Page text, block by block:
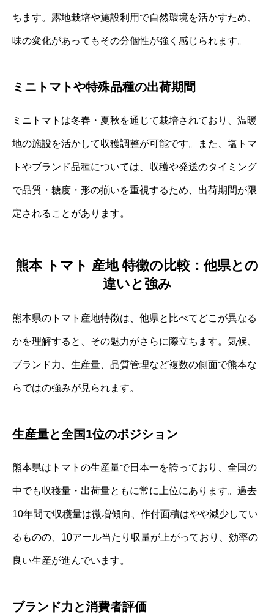
ちます。露地栽培や施設利用で自然環境を活かすため、
味の変化があってもその分個性が強く感じられます。
ミニトマトや特殊品種の出荷期間
ミニトマトは冬春・夏秋を通じて栽培されており、温暖
地の施設を活かして収穫調整が可能です。また、塩トマ
トやブランド品種については、収穫や発送のタイミング
で品質・糖度・形の揃いを重視するため、出荷期間が限
定されることがあります。
熊本 トマト 産地 特徴の比較：他県との
違いと強み
熊本県のトマト産地特徴は、他県と比べてどこが異なる
かを理解すると、その魅力がさらに際立ちます。気候、
ブランド力、生産量、品質管理など複数の側面で熊本な
らではの強みが見られます。
生産量と全国1位のポジション
熊本県はトマトの生産量で日本一を誇っており、全国の
中でも収穫量・出荷量ともに常に上位にあります。過去
10年間で収穫量は微増傾向、作付面積はやや減少してい
るものの、10アール当たり収量が上がっており、効率の
良い生産が進んでいます。
ブランド力と消費者評価